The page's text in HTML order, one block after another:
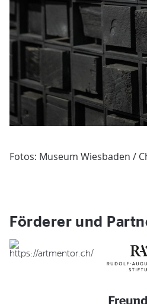
Fotos: Museum Wiesbaden /
Förderer und